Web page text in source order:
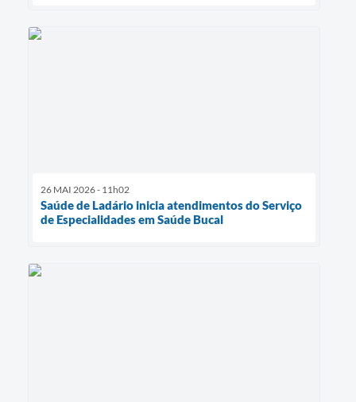
26 MAI 2026 - 11h02
Saúde de Ladário inicia atendimentos do Serviço
de Especialidades em Saúde Bucal